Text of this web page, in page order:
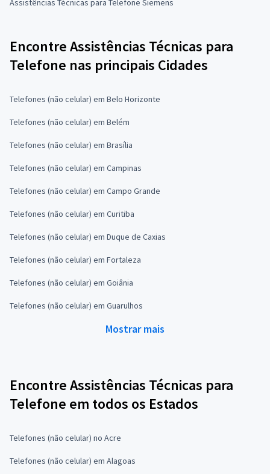
Assistências Técnicas para Telefone Siemens
Encontre Assistências Técnicas para
Telefone nas principais Cidades
Telefones (não celular) em Belo Horizonte
Telefones (não celular) em Belém
Telefones (não celular) em Brasília
Telefones (não celular) em Campinas
Telefones (não celular) em Campo Grande
Telefones (não celular) em Curitiba
Telefones (não celular) em Duque de Caxias
Telefones (não celular) em Fortaleza
Telefones (não celular) em Goiânia
Telefones (não celular) em Guarulhos
Mostrar mais
Encontre Assistências Técnicas para
Telefone em todos os Estados
Telefones (não celular) no Acre
Telefones (não celular) em Alagoas